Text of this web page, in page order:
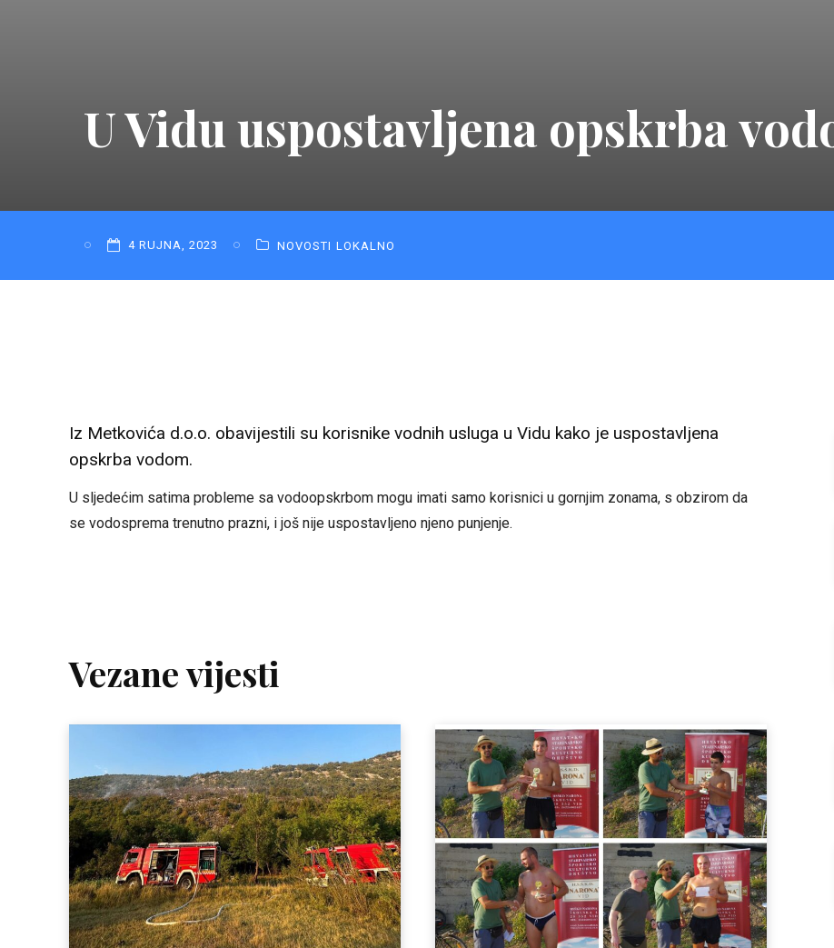
U Vidu uspostavljena opskrba
4 RUJNA, 2023 NOVOSTI LOKALNO
Iz Metkovića d.o.o. obavijestili su korisnike vodnih usluga u Vidu kako je uspostavljena
opskrba vodom.
U sljedećim satima probleme sa vodoopskrbom mogu imati samo korisnici u gornjim zonama, s obzirom da
se vodosprema trenutno prazni, i još nije uspostavljeno njeno punjenje.
Vezane vijesti